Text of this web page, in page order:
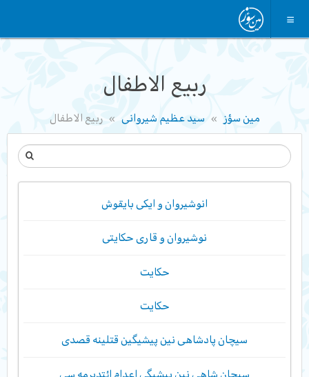
ربیع الاطفال
مین سؤز سید عظیم شیروانی ربیع الاطفال
انوشیروان و ایکی بایقوش
نوشیروان و قاری حکایتی
حکایت
حکایت
سیچان پادشاهی نین پیشیگین قتلینه قصدی